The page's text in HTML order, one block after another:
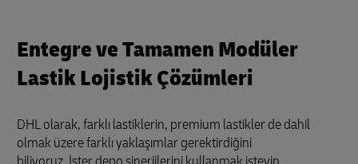
Entegre ve Tamamen Modüler
Lastik Lojistik Çözümleri
DHL olarak, farklı lastiklerin, premium lastikler de dahil
olmak üzere farklı yaklaşımlar gerektirdiğini